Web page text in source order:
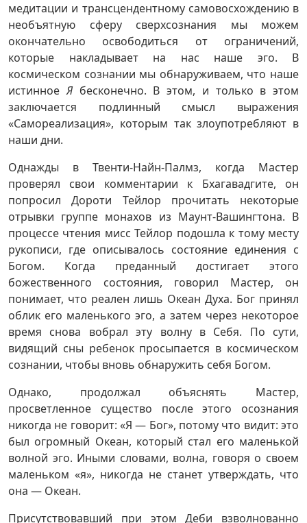
медитации и трансцендентному самовосхождению в
необъятную сферу сверхсознания мы можем
окончательно освободиться от ограничений,
которые накладывает на нас наше эго. В
космическом сознании мы обнаруживаем, что наше
истинноеЯбесконечно. В этом, и только в этом
заключается подлинный смысл выражения
«Самореализация», которым так злоупотребляют в
наши дни.
Однажды в Твенти-Найн-Палмз, когда Мастер
проверял свои комментарии к Бхагавадгите, он
попросил Дороти Тейлор прочитать некоторые
отрывки группе монахов из Маунт-Вашингтона. В
процессе чтения мисс Тейлор подошла к тому месту
рукописи, где описывалось состояние единения с
Богом. Когда преданный достигает этого
божественного состояния, говорил Мастер, он
понимает, что реален лишь Океан Духа. Бог принял
облик его маленького эго, а затем через некоторое
время снова вобрал эту волну в Себя. По сути,
видящий сны ребенок просыпается в космическом
сознании, чтобы вновь обнаружить себя Богом.
Однако, продолжал объяснять Мастер,
просветленное существо после этого осознания
никогда не говорит: «Я — Бог», потому что видит: это
был огромный Океан, который стал его маленькой
волной эго. Иными словами, волна, говоря о своем
маленьком «я», никогда не станет утверждать, что
она — Океан.
Присутствовавший при этом Деби взволнованно